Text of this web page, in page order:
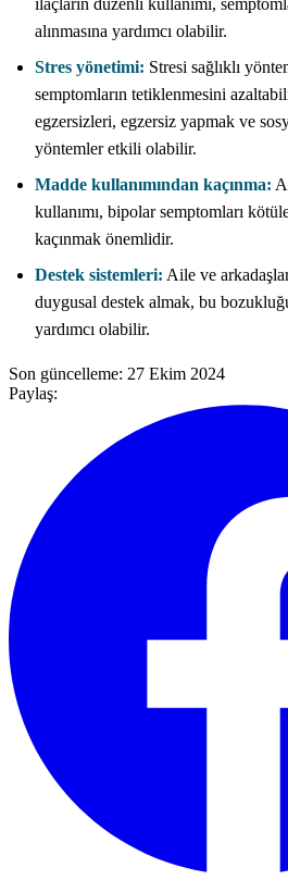
alınmasına yardımcı olabilir.
Stres yönetimi: Stresi sağlıklı
semptomların tetiklenmesini
egzersizleri, egzersiz yapmak ve
yöntemler etkili olabilir.
Madde kullanımından kaçınma:
kullanımı, bipolar semptomları
kaçınmak önemlidir.
Destek sistemleri: Aile ve
duygusal destek almak, bu
yardımcı olabilir.
Son güncelleme: 27 Ekim 2024
Paylaş: